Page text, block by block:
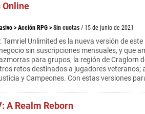
Online
> Acción RPG > Sin cuotas / 15 de junio de 2021
Tamriel Unlimited es la nueva versión de
sin suscripciones mensuales, y que
para grupos, la región de Craglorn
retos destinados a jugadores veteranos;
y Campeones. Con estas versiones
A Realm Reborn